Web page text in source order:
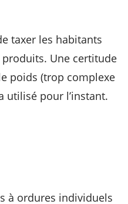
taxer les habitants
Une certitude
poids (trop complexe
utilisé pour l’instant.
à ordures individuels